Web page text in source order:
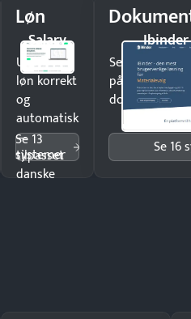
Løn
Salary
Udbetal
løn korrekt
og
automatisk
—
tilpasset
danske
Se 13
systemer
Ibinder
Send
på minutter
dokumenter.
Se 16